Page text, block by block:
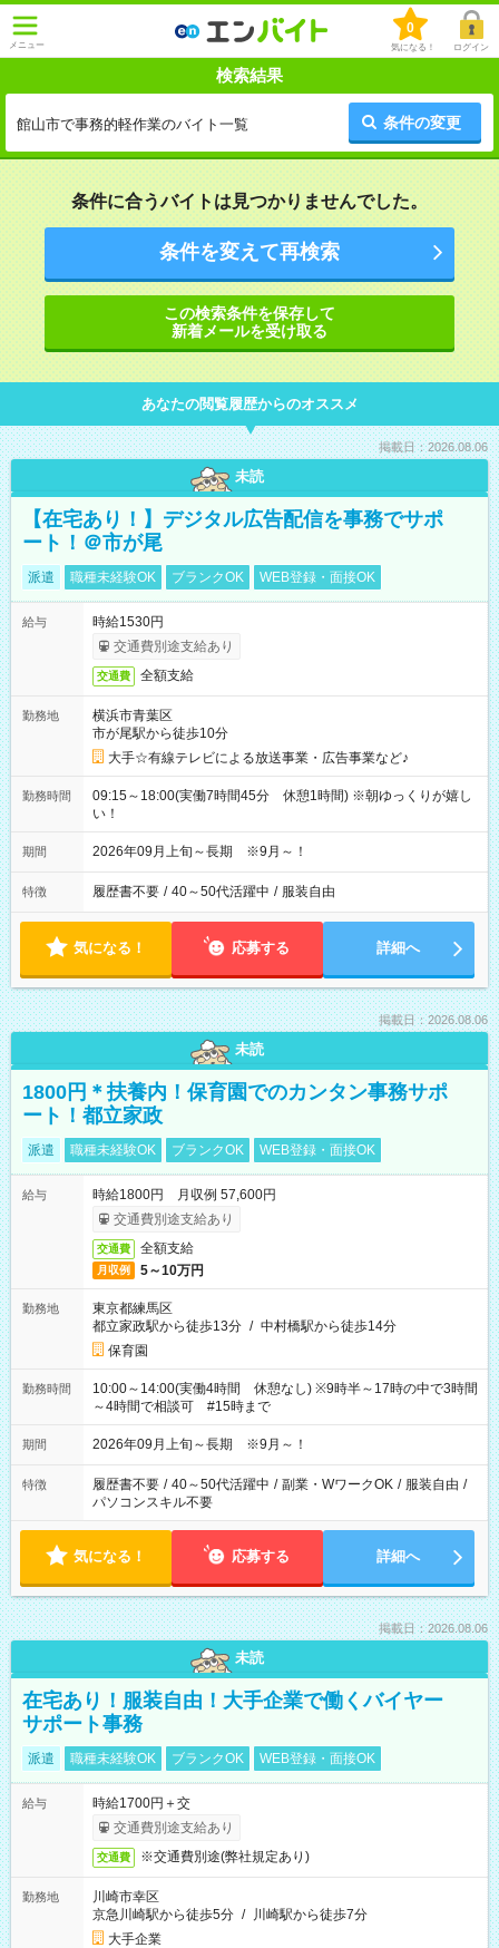
メニュー
0
気になる！ ログイン
検索結果
館山市で事務的軽作業のバイト一覧 条件の変更
条件に合うバイトは見つかりませんでした。
条件を変えて再検索
この検索条件を保存して
新着メールを受け取る
あなたの閲覧履歴からのオススメ
掲載日：2026.08.06
未読
【在宅あり！】デジタル広告配信を事務でサポ
ート！＠市が尾
派遣 職種未経験OK ブランクOK WEB登録・面接OK
給与
時給1530円
交通費別途支給あり
交通費 全額支給
勤務地
横浜市青葉区
市が尾駅から徒歩10分
大手☆有線テレビによる放送事業・広告事業など♪
勤務時間
09:15～18:00(実働7時間45分 休憩1時間) ※朝ゆっくりが嬉し
い！
期間 2026年09月上旬～長期 ※9月～！
特徴 履歴書不要 / 40～50代活躍中 / 服装自由
気になる！ 応募する 詳細へ
掲載日：2026.08.06
未読
1800円＊扶養内！保育園でのカンタン事務サポ
ート！都立家政
派遣 職種未経験OK ブランクOK WEB登録・面接OK
給与
時給1800円 月収例 57,600円
交通費別途支給あり
交通費 全額支給
月収例 5～10万円
勤務地
東京都練馬区
都立家政駅から徒歩13分 / 中村橋駅から徒歩14分
保育園
勤務時間
10:00～14:00(実働4時間 休憩なし) ※9時半～17時の中で3時間
～4時間で相談可 #15時まで
期間 2026年09月上旬～長期 ※9月～！
特徴 履歴書不要 / 40～50代活躍中 / 副業・WワークOK / 服装自由 /
パソコンスキル不要
気になる！ 応募する 詳細へ
掲載日：2026.08.06
未読
在宅あり！服装自由！大手企業で働くバイヤー
サポート事務
派遣 職種未経験OK ブランクOK WEB登録・面接OK
給与
時給1700円＋交
交通費別途支給あり
交通費 ※交通費別途(弊社規定あり)
勤務地
川崎市幸区
京急川崎駅から徒歩5分 / 川崎駅から徒歩7分
大手企業